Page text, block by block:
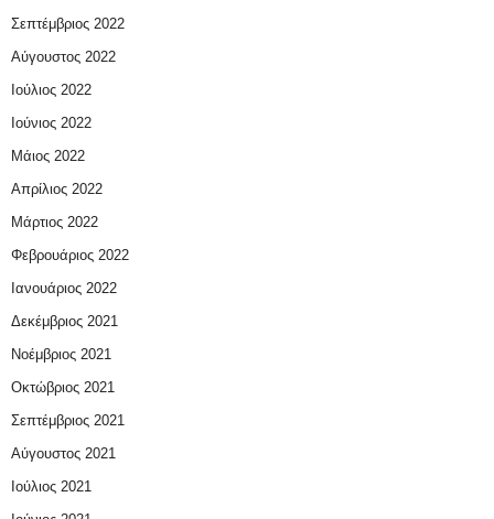
Σεπτέμβριος 2022
Αύγουστος 2022
Ιούλιος 2022
Ιούνιος 2022
Μάιος 2022
Απρίλιος 2022
Μάρτιος 2022
Φεβρουάριος 2022
Ιανουάριος 2022
Δεκέμβριος 2021
Νοέμβριος 2021
Οκτώβριος 2021
Σεπτέμβριος 2021
Αύγουστος 2021
Ιούλιος 2021